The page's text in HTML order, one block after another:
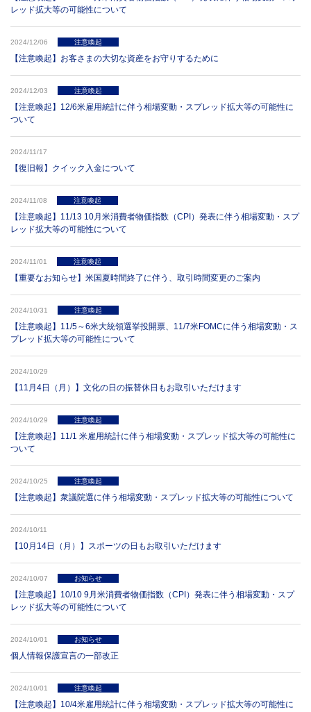
レッド拡大等の可能性について
2024/12/06 注意喚起
【注意喚起】お客さまの大切な資産をお守りするために
2024/12/03 注意喚起
【注意喚起】12/6米雇用統計に伴う相場変動・スプレッド拡大等の可能性に
ついて
2024/11/17
【復旧報】クイック入金について
2024/11/08 注意喚起
【注意喚起】11/13 10月米消費者物価指数（CPI）発表に伴う相場変動・スプ
レッド拡大等の可能性について
2024/11/01 注意喚起
【重要なお知らせ】米国夏時間終了に伴う、取引時間変更のご案内
2024/10/31 注意喚起
【注意喚起】11/5～6米大統領選挙投開票、11/7米FOMCに伴う相場変動・ス
プレッド拡大等の可能性について
2024/10/29
【11月4日（月）】文化の日の振替休日もお取引いただけます
2024/10/29 注意喚起
【注意喚起】11/1 米雇用統計に伴う相場変動・スプレッド拡大等の可能性に
ついて
2024/10/25 注意喚起
【注意喚起】衆議院選に伴う相場変動・スプレッド拡大等の可能性について
2024/10/11
【10月14日（月）】スポーツの日もお取引いただけます
2024/10/07 お知らせ
【注意喚起】10/10 9月米消費者物価指数（CPI）発表に伴う相場変動・スプ
レッド拡大等の可能性について
2024/10/01 お知らせ
個人情報保護宣言の一部改正
2024/10/01 注意喚起
【注意喚起】10/4米雇用統計に伴う相場変動・スプレッド拡大等の可能性に